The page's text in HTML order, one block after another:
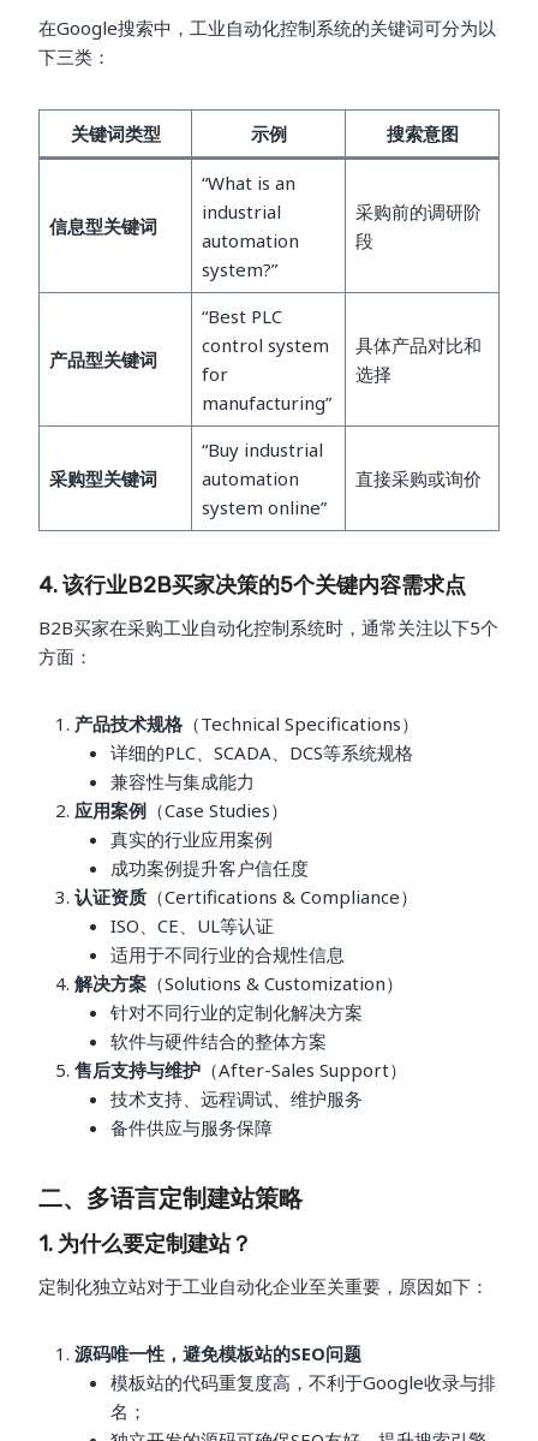
在Google搜索中，工业自动化控制系统的关键词可分为以
下三类：
关键词类型 示例 搜索意图
信息型关键词
“What is an
industrial
automation
system?”
采购前的调研阶
段
产品型关键词
“Best PLC
control system
for
manufacturing”
具体产品对比和
选择
采购型关键词
“Buy industrial
automation
system online”
直接采购或询价
4. 该行业B2B买家决策的5个关键内容需求点
B2B买家在采购工业自动化控制系统时，通常关注以下5个
方面：
产品技术规格（Technical Specifications）
详细的PLC、SCADA、DCS等系统规格
兼容性与集成能力
应用案例 （Case Studies）
真实的行业应用案例
成功案例提升客户信任度
认证资质 （Certifications & Compliance）
ISO、CE、UL等认证
适用于不同行业的合规性信息
解决方案 （Solutions & Customization）
针对不同行业的定制化解决方案
软件与硬件结合的整体方案
售后支持与维护 （After-Sales Support）
技术支持、远程调试、维护服务
备件供应与服务保障
二、多语言定制建站策略
1. 为什么要定制建站？
定制化独立站对于工业自动化企业至关重要，原因如下：
源码唯一性，避免模板站的SEO问题
模板站的代码重复度高，不利于Google收录与排
名；